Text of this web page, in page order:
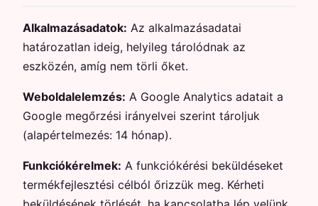
Alkalmazásadatok: Az alkalmazásadatai
határozatlan ideig, helyileg tárolódnak az
eszközén, amíg nem törli őket.
Weboldalelemzés: A Google Analytics adatait a
Google megőrzési irányelvei szerint tároljuk
(alapértelmezés: 14 hónap).
Funkciókérelmek: A funkciókérési beküldéseket
termékfejlesztési célból őrizzük meg. Kérheti